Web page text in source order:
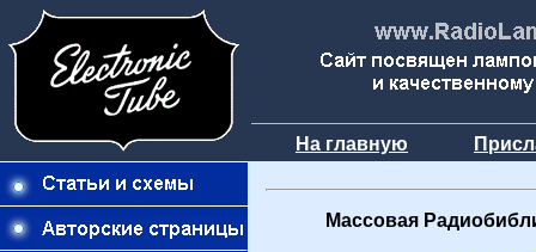
На главную
Массовая